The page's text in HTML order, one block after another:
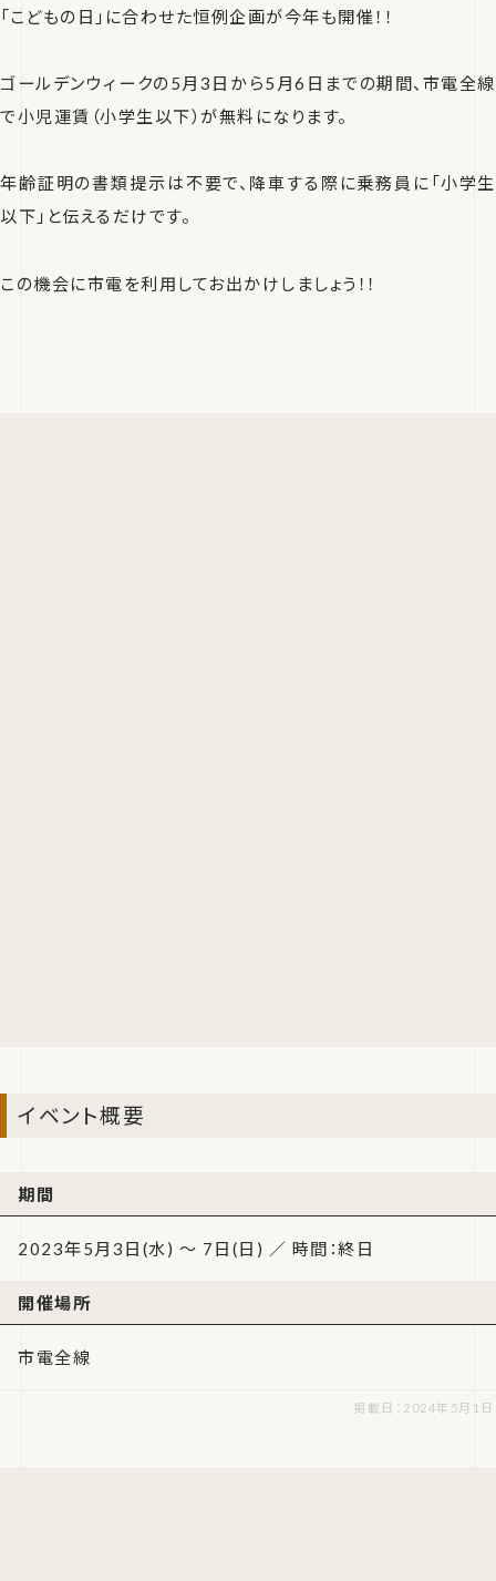
「こどもの日」に合わせた恒例企画が今年も開催！！
ゴールデンウィークの5月3日から5月6日までの期間、市電全線
で小児運賃（小学生以下）が無料になります。
年齢証明の書類提示は不要で、降車する際に乗務員に「小学生
以下」と伝えるだけです。
この機会に市電を利用してお出かけしましょう！！
イベント概要
期間
2023年5月3日(水) ～ 7日(日) ／ 時間：終日
開催場所
市電全線
掲載日：2024年5月1日